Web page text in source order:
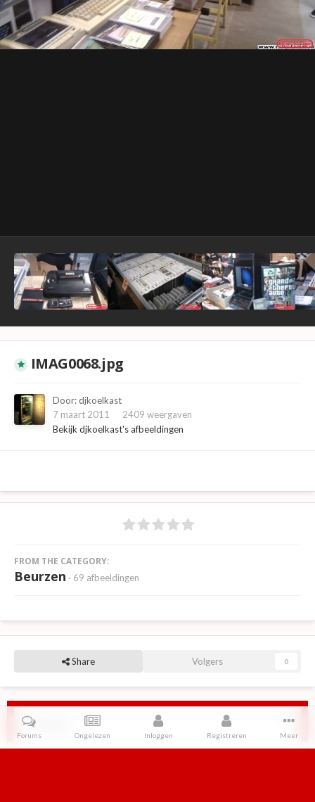
IMAG0068.jpg
Door:djkoelkast
7 maart 2011
2409 weergaven
Bekijk djkoelkast's afbeeldingen
FROM THE CATEGORY:
Beurzen · 69 afbeeldingen
Share Volgers 0
Reviews
Forums Ongelezen Inloggen Registreren Meer